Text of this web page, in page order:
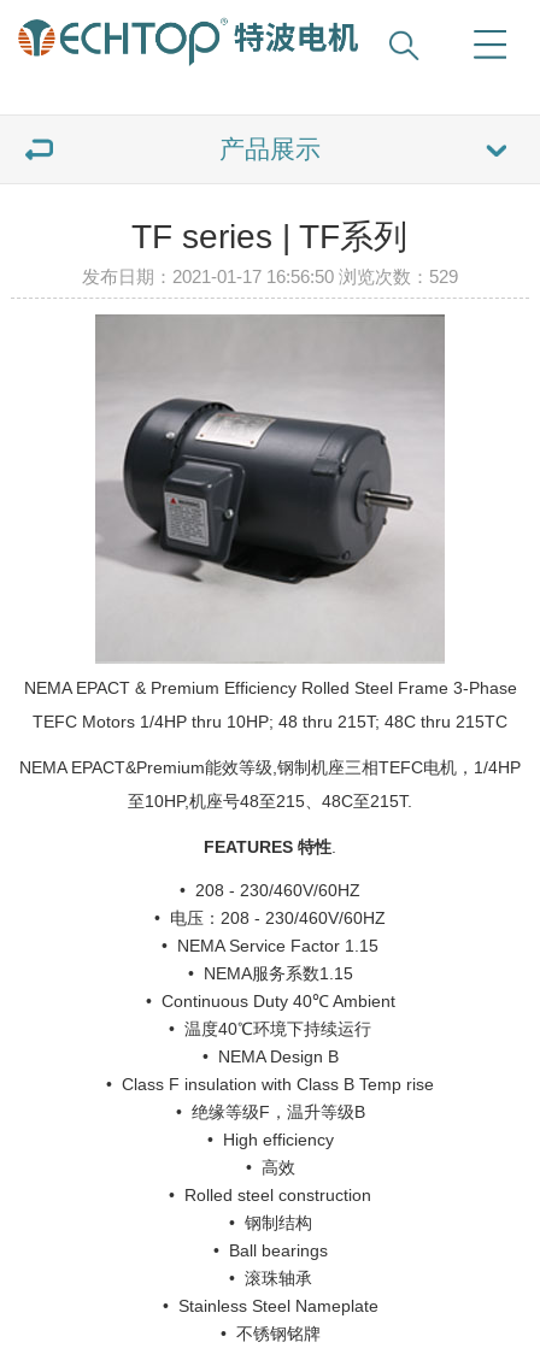
产品展示
TF series | TF系列
发布日期：2021-01-17 16:56:50 浏览次数： 529
NEMA EPACT & Premium Efficiency Rolled Steel Frame 3-Phase
TEFC Motors 1/4HP thru 10HP; 48 thru 215T; 48C thru 215TC
NEMA EPACT&Premium能效等级,钢制机座三相TEFC电机，1/4HP
至10HP,机座号48至215、48C至215T.
FEATURES 特性.
• 208 - 230/460V/60HZ
• 电压：208 - 230/460V/60HZ
• NEMA Service Factor 1.15
• NEMA服务系数1.15
• Continuous Duty 40℃ Ambient
• 温度40℃环境下持续运行
• NEMA Design B
• Class F insulation with Class B Temp rise
• 绝缘等级F，温升等级B
• High efficiency
• 高效
• Rolled steel construction
• 钢制结构
• Ball bearings
• 滚珠轴承
• Stainless Steel Nameplate
• 不锈钢铭牌